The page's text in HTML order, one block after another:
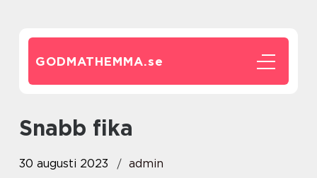
GODMATHEMMA.se
snabb fika
30 augusti 2023 admin